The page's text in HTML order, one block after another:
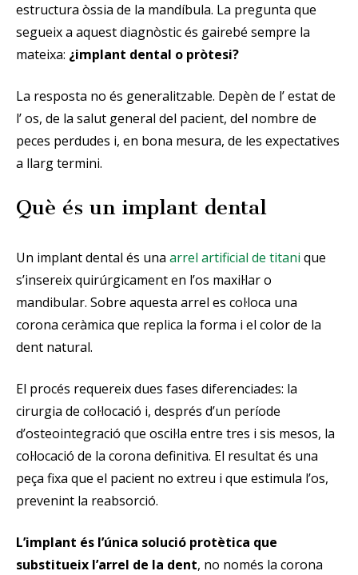
estructura òssia de la mandíbula. La pregunta que
segueix a aquest diagnòstic és gairebé sempre la
mateixa: ¿implant dental o pròtesi?
La resposta no és generalitzable. Depèn de l’ estat de
l’ os, de la salut general del pacient, del nombre de
peces perdudes i, en bona mesura, de les expectatives
a llarg termini.
Què és un implant dental
Un implant dental és una arrel artificial de titani que
s’insereix quirúrgicament en l’os maxil·lar o
mandibular. Sobre aquesta arrel es col·loca una
corona ceràmica que replica la forma i el color de la
dent natural.
El procés requereix dues fases diferenciades: la
cirurgia de col·locació i, després d’un període
d’osteointegració que oscil·la entre tres i sis mesos, la
col·locació de la corona definitiva. El resultat és una
peça fixa que el pacient no extreu i que estimula l’os,
prevenint la reabsorció.
L’implant és l’única solució protètica que
substitueix l’arrel de la dent, no només la corona